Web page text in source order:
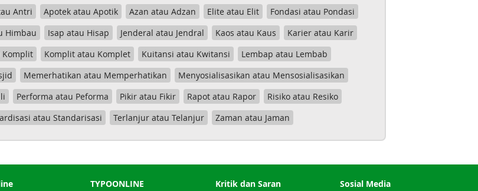
Antri Apotek atau Apotik Azan atau Adzan Elite atau Elit
Fondasi atau Pondasi
Himbau Isap atau Hisap Jenderal atau Jendral Kaos atau Kaus
Karier atau Karir
Komplit Komplit atau Komplet Kuitansi atau Kwitansi
Lembap atau Lembab
Memerhatikan atau Memperhatikan
Menyosialisasikan atau Mensosialisasikan
Performa atau Peforma Pikir atau Fikir Rapot atau Rapor
Risiko atau Resiko
atau Standarisasi Terlanjur atau Telanjur Zaman atau Jaman
TYPOONLINE Kritik dan Saran Sosial Media